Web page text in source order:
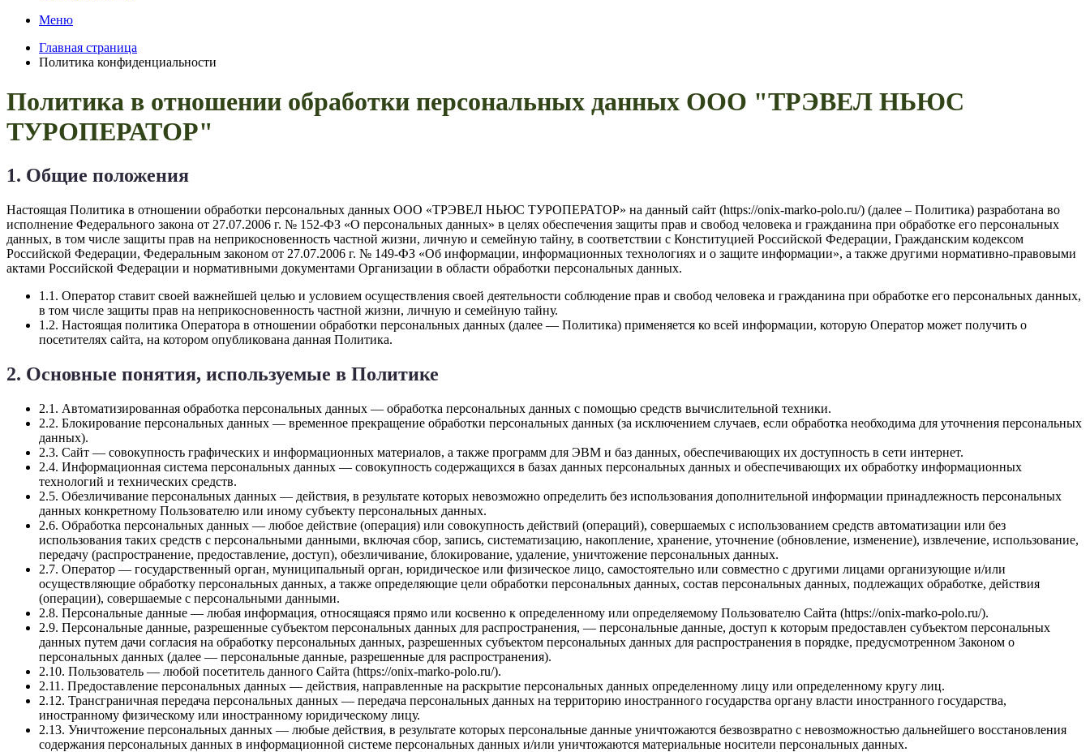
Меню
Главная страница
Политика конфиденциальности
Политика в отношении обработки персональных данных ООО "ТРЭВЕЛ НЬЮС
ТУРОПЕРАТОР"
1. Общие положения
Настоящая Политика в отношении обработки персональных данных ООО «ТРЭВЕЛ НЬЮС ТУРОПЕРАТОР» на данный сайт (https://onix-marko-polo.ru/) (далее – Политика) разработана во
исполнение Федерального закона от 27.07.2006 г. № 152-ФЗ «О персональных данных» в целях обеспечения защиты прав и свобод человека и гражданина при обработке его персональных
данных, в том числе защиты прав на неприкосновенность частной жизни, личную и семейную тайну, в соответствии с Конституцией Российской Федерации, Гражданским кодексом
Российской Федерации, Федеральным законом от 27.07.2006 г. № 149-ФЗ «Об информации, информационных технологиях и о защите информации», а также другими нормативно-правовыми
актами Российской Федерации и нормативными документами Организации в области обработки персональных данных.
1.1. Оператор ставит своей важнейшей целью и условием осуществления своей деятельности соблюдение прав и свобод человека и гражданина при обработке его персональных данных,
в том числе защиты прав на неприкосновенность частной жизни, личную и семейную тайну.
1.2. Настоящая политика Оператора в отношении обработки персональных данных (далее — Политика) применяется ко всей информации, которую Оператор может получить о
посетителях сайта, на котором опубликована данная Политика.
2. Основные понятия, используемые в Политике
2.1. Автоматизированная обработка персональных данных — обработка персональных данных с помощью средств вычислительной техники.
2.2. Блокирование персональных данных — временное прекращение обработки персональных данных (за исключением случаев, если обработка необходима для уточнения персональных
данных).
2.3. Сайт — совокупность графических и информационных материалов, а также программ для ЭВМ и баз данных, обеспечивающих их доступность в сети интернет.
2.4. Информационная система персональных данных — совокупность содержащихся в базах данных персональных данных и обеспечивающих их обработку информационных
технологий и технических средств.
2.5. Обезличивание персональных данных — действия, в результате которых невозможно определить без использования дополнительной информации принадлежность персональных
данных конкретному Пользователю или иному субъекту персональных данных.
2.6. Обработка персональных данных — любое действие (операция) или совокупность действий (операций), совершаемых с использованием средств автоматизации или без
использования таких средств с персональными данными, включая сбор, запись, систематизацию, накопление, хранение, уточнение (обновление, изменение), извлечение, использование,
передачу (распространение, предоставление, доступ), обезличивание, блокирование, удаление, уничтожение персональных данных.
2.7. Оператор — государственный орган, муниципальный орган, юридическое или физическое лицо, самостоятельно или совместно с другими лицами организующие и/или
осуществляющие обработку персональных данных, а также определяющие цели обработки персональных данных, состав персональных данных, подлежащих обработке, действия
(операции), совершаемые с персональными данными.
2.8. Персональные данные — любая информация, относящаяся прямо или косвенно к определенному или определяемому Пользователю Сайта (https://onix-marko-polo.ru/).
2.9. Персональные данные, разрешенные субъектом персональных данных для распространения, — персональные данные, доступ к которым предоставлен субъектом персональных
данных путем дачи согласия на обработку персональных данных, разрешенных субъектом персональных данных для распространения в порядке, предусмотренном Законом о
персональных данных (далее — персональные данные, разрешенные для распространения).
2.10. Пользователь — любой посетитель данного Сайта (https://onix-marko-polo.ru/).
2.11. Предоставление персональных данных — действия, направленные на раскрытие персональных данных определенному лицу или определенному кругу лиц.
2.12. Трансграничная передача персональных данных — передача персональных данных на территорию иностранного государства органу власти иностранного государства,
иностранному физическому или иностранному юридическому лицу.
2.13. Уничтожение персональных данных — любые действия, в результате которых персональные данные уничтожаются безвозвратно с невозможностью дальнейшего восстановления
содержания персональных данных в информационной системе персональных данных и/или уничтожаются материальные носители персональных данных.